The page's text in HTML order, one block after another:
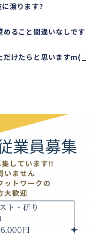
渡ります?
ること間違いなしです
けたらと思いますm(_